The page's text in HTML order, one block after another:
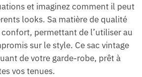
et imaginez comment il peut
looks. Sa matière de qualité
permettant de l’utiliser au
sur le style. Ce sac vintage
de votre garde-robe, prêt à
vos tenues.